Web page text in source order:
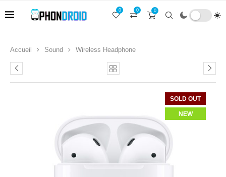
0
0
0
Accueil Sound Wireless Headphone
SOLD OUT
NEW